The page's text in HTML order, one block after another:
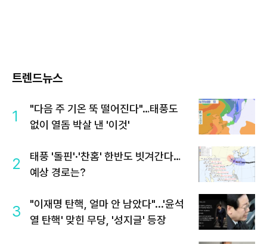
트렌드뉴스
1
"다음 주 기온 뚝 떨어진다"…태풍도
없이 열돔 박살 낸 '이것'
2
태풍 '돌핀'·'찬홈' 한반도 빗겨간다…
예상 경로는?
3
"이재명 탄핵, 얼마 안 남았다"...'윤석
열 탄핵' 맞힌 무당, '성지글' 등장